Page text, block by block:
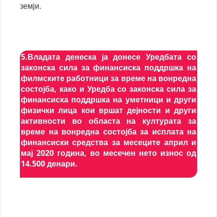
земји.
5.Владата денеска ја донесе Уредбата со
законска сила за финансиска поддршка на
филмските работници за време на вонредна
состојба, како и Уредба со законска сила за
финансиска поддршка на уметници и други
физички лица кои вршат дејности и други
активности во областа на културата за
време на вонредна состојба за исплата на
финансиски средства за месеците април и
мај 2020 година, во месечен нето износ од
14.500 денари.